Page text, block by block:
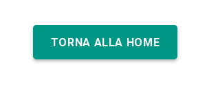
TORNA ALLA HOME